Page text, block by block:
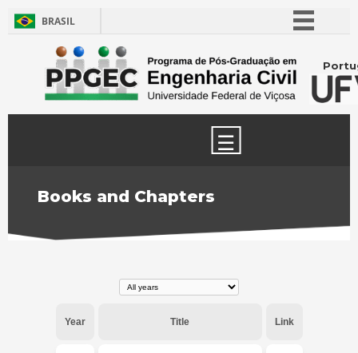
BRASIL
Comunica BR
Participe
Acesso à informação
Legislação
☰
Books and Chapters
Year Title Link